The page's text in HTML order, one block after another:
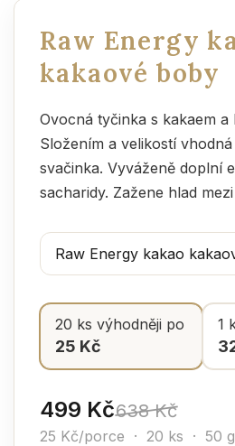
Raw Energy
kakaové boby
Ovocná tyčinka s kakaem a
Složením a velikostí
svačinka. Vyváženě doplní
sacharidy. Zažene hlad
20 ks výhodněji po
25 Kč
1
499 Kč638 Kč
25 Kč/porce · 20 ks · 50